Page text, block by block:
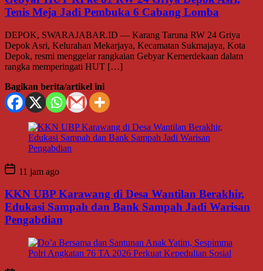
Tenis Meja Jadi Pembuka 6 Cabang Lomba
DEPOK, SWARAJABAR.ID — Karang Taruna RW 24 Griya
Depok Asri, Kelurahan Mekarjaya, Kecamatan Sukmajaya, Kota
Depok, resmi menggelar rangkaian Gebyar Kemerdekaan dalam
rangka memperingati HUT […]
Bagikan berita/artikel ini
11 jam ago
KKN UBP Karawang di Desa Wantilan Berakhir,
Edukasi Sampah dan Bank Sampah Jadi Warisan
Pengabdian